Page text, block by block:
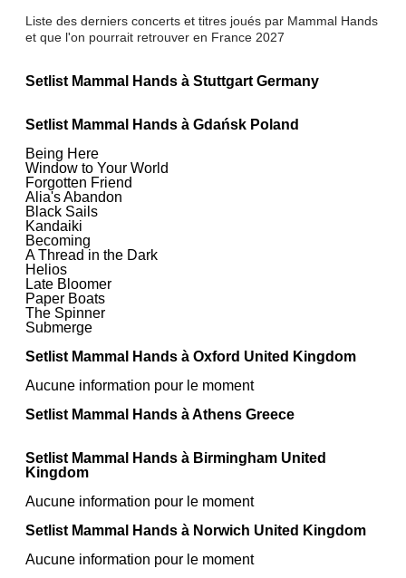
Liste des derniers concerts et titres joués par Mammal Hands
et que l'on pourrait retrouver en France 2027
Setlist Mammal Hands à Stuttgart Germany
Setlist Mammal Hands à Gdańsk Poland
Being Here
Window to Your World
Forgotten Friend
Alia's Abandon
Black Sails
Kandaiki
Becoming
A Thread in the Dark
Helios
Late Bloomer
Paper Boats
The Spinner
Submerge
Setlist Mammal Hands à Oxford United Kingdom
Aucune information pour le moment
Setlist Mammal Hands à Athens Greece
Setlist Mammal Hands à Birmingham United
Kingdom
Aucune information pour le moment
Setlist Mammal Hands à Norwich United Kingdom
Aucune information pour le moment